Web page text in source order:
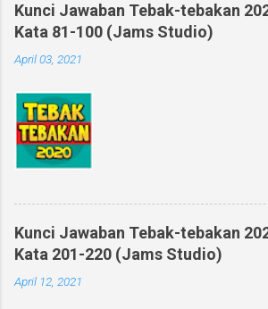
Kunci Jawaban Tebak-tebakan
Kata 81-100 (Jams Studio)
April 03, 2021
Kunci Jawaban Tebak-tebakan
Kata 201-220 (Jams Studio)
April 12, 2021